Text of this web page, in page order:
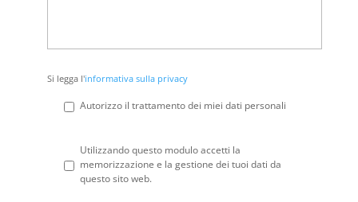
Si
legga
l'informativa
Si legga l'informativa sulla privacy
Autorizzo il trattamento dei miei dati personali
Privacy *
Utilizzando questo modulo accetti la
memorizzazione e la gestione dei tuoi dati da
questo sito web.